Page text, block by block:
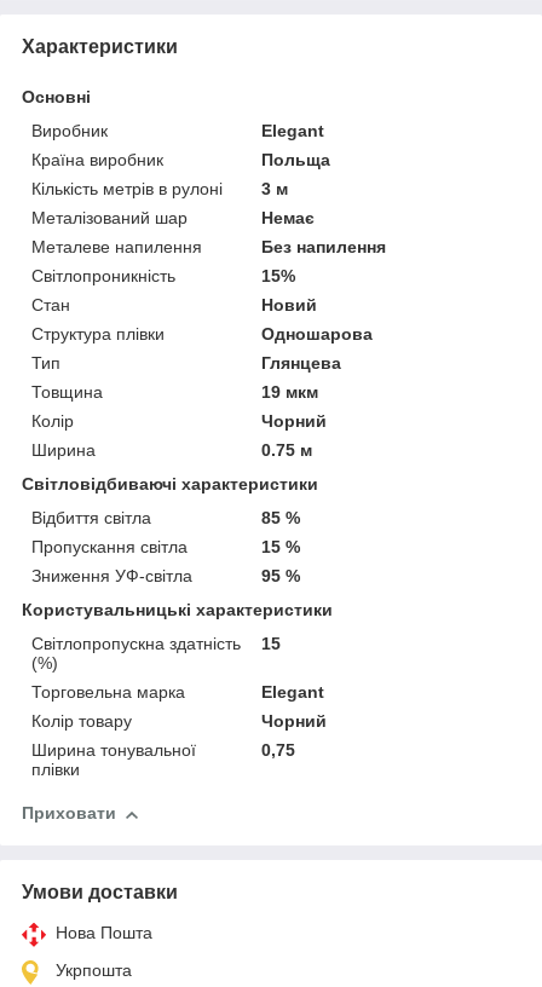
Характеристики
Основні
Виробник
Elegant
Країна виробник
Польща
Кількість метрів в рулоні
3 м
Металізований шар
Немає
Металеве напилення
Без напилення
Світлопроникність
15%
Стан
Новий
Структура плівки
Одношарова
Тип
Глянцева
Товщина
19 мкм
Колір
Чорний
Ширина
0.75 м
Світловідбиваючі характеристики
Відбиття світла
85 %
Пропускання світла
15 %
Зниження УФ-світла
95 %
Користувальницькі характеристики
Світлопропускна здатність
(%)
15
Торговельна марка
Elegant
Колір товару
Чорний
Ширина тонувальної
плівки
0,75
Приховати
Умови доставки
Нова Пошта
Укрпошта